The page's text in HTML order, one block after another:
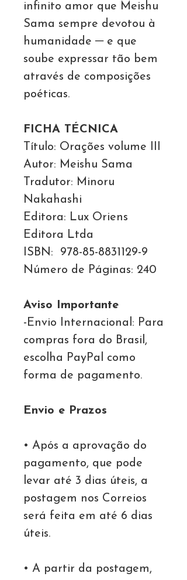
infinito amor que Meishu
Sama sempre devotou à
humanidade ─ e que
soube expressar tão bem
através de composições
poéticas.
FICHA TÉCNICA
Título: Orações volume III
Autor: Meishu Sama
Tradutor: Minoru
Nakahashi
Editora: Lux Oriens
Editora Ltda
ISBN: 978-85-8831129-9
Número de Páginas: 240
Aviso Importante
-Envio Internacional: Para
compras fora do Brasil,
escolha PayPal como
forma de pagamento.
Envio e Prazos
• Após a aprovação do
pagamento, que pode
levar até 3 dias úteis, a
postagem nos Correios
será feita em até 6 dias
úteis.
• A partir da postagem,